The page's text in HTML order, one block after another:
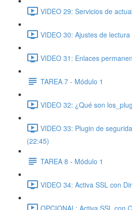
VIDEO 29: Servicios de
VIDEO 30: Ajustes de
VIDEO 31: Enlaces
TAREA 7 - Módulo 1
VIDEO 32: ¿Qué son
VIDEO 33: Plugin de
(22:45)
TAREA 8 - Módulo 1
VIDEO 34: Activa SSL con
OPCIONAL: Activa SSL con